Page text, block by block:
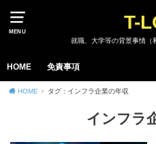
MENU T-
就職、大学等の背景事情（
HOME 免責事項
HOME タグ : インフラ企業の年収
インフラ